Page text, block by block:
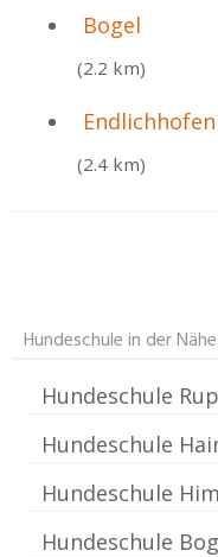
Bogel
(2.2 km)
Endlichhofen
(2.4 km)
Hundeschule in der Nähe
Hundeschule
Hundeschule
Hundeschule
Hundeschule